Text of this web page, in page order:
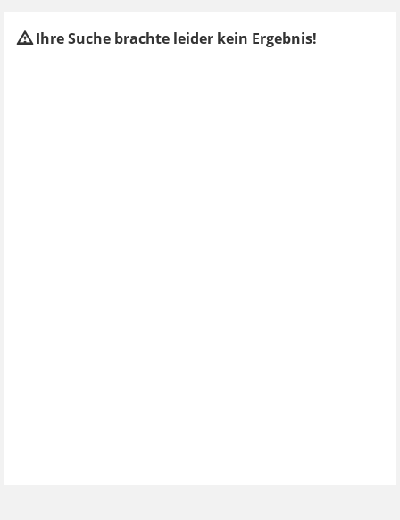
Ihre Suche brachte leider kein Ergebnis!